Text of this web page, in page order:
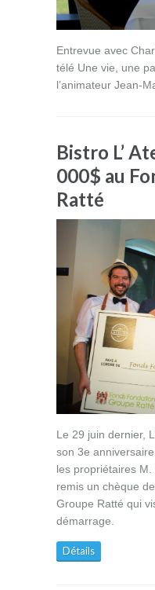
Entrevue avec
télé Une vie, une
l’animateur Jean-
Bistro L’
000$ au
Ratté
Le 29 juin dernier,
son 3e
les propriétaires
remis un chèque
Groupe Ratté qui
démarrage.
Détails